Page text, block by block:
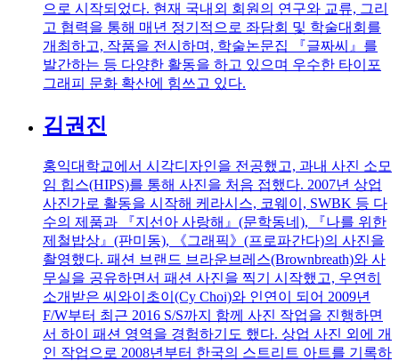
으로 시작되었다. 현재 국내외 회원의 연구와 교류, 그리
고 협력을 통해 매년 정기적으로 좌담회 및 학술대회를
개최하고, 작품을 전시하며, 학술논문집 『글짜씨』를
발간하는 등 다양한 활동을 하고 있으며 우수한 타이포
그래피 문화 확산에 힘쓰고 있다.
김권진
홍익대학교에서 시각디자인을 전공했고, 과내 사진 소모
임 힙스(HIPS)를 통해 사진을 처음 접했다. 2007년 상업
사진가로 활동을 시작해 케라시스, 코웨이, SWBK 등 다
수의 제품과 『지선아 사랑해』(문학동네), 『나를 위한
제철밥상』(판미동), 《그래픽》(프로파간다)의 사진을
촬영했다. 패션 브랜드 브라운브레스(Brownbreath)와 사
무실을 공유하면서 패션 사진을 찍기 시작했고, 우연히
소개받은 씨와이초이(Cy Choi)와 인연이 되어 2009년
F/W부터 최근 2016 S/S까지 함께 사진 작업을 진행하면
서 하이 패션 영역을 경험하기도 했다. 상업 사진 외에 개
인 작업으로 2008년부터 한국의 스트리트 아트를 기록하